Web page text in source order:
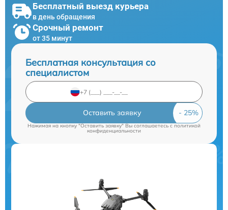
Бесплатный выезд курьера
в день обращения
Срочный ремонт
от 35 минут
Бесплатная консультация со
специалистом
Оставить заявку
Нажимая на кнопку "Оставить заявку" Вы соглашаетесь cполитикой
конфиденциальности